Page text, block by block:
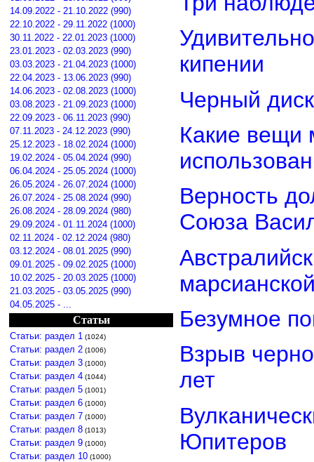
14.09.2022 - 21.10.2022 (990)
22.10.2022 - 29.11.2022 (1000)
30.11.2022 - 22.01.2023 (1000)
23.01.2023 - 02.03.2023 (990)
03.03.2023 - 21.04.2023 (1000)
22.04.2023 - 13.06.2023 (990)
14.06.2023 - 02.08.2023 (1000)
03.08.2023 - 21.09.2023 (1000)
22.09.2023 - 06.11.2023 (990)
07.11.2023 - 24.12.2023 (990)
25.12.2023 - 18.02.2024 (1000)
19.02.2024 - 05.04.2024 (990)
06.04.2024 - 25.05.2024 (1000)
26.05.2024 - 26.07.2024 (1000)
26.07.2024 - 25.08.2024 (990)
26.08.2024 - 28.09.2024 (980)
29.09.2024 - 01.11.2024 (1000)
02.11.2024 - 02.12.2024 (980)
03.12.2024 - 08.01.2025 (990)
09.01.2025 - 09.02.2025 (1000)
10.02.2025 - 20.03.2025 (1000)
21.03.2025 - 03.05.2025 (990)
04.05.2025 - ...
Статьи
Статьи: раздел 1 (1024)
Статьи: раздел 2 (1006)
Статьи: раздел 3 (1000)
Статьи: раздел 4 (1044)
Статьи: раздел 5 (1001)
Статьи: раздел 6 (1000)
Статьи: раздел 7 (1000)
Статьи: раздел 8 (1013)
Статьи: раздел 9 (1000)
Статьи: раздел 10 (1000)
кипении
Черный
Какие вещи
Верность
Союза
Безумное
Взрыв
лет
Юпитеров